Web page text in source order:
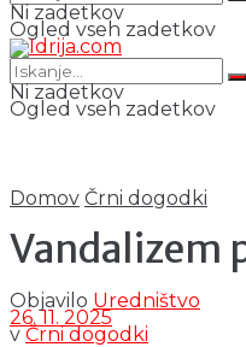
Ni zadetkov
Ogled vseh zadetkov
Ni zadetkov
Ogled vseh zadetkov
Domov Črni dogodki
Vandalizem
Objavilo Uredništvo
26. 11. 2025
v Črni dogodki